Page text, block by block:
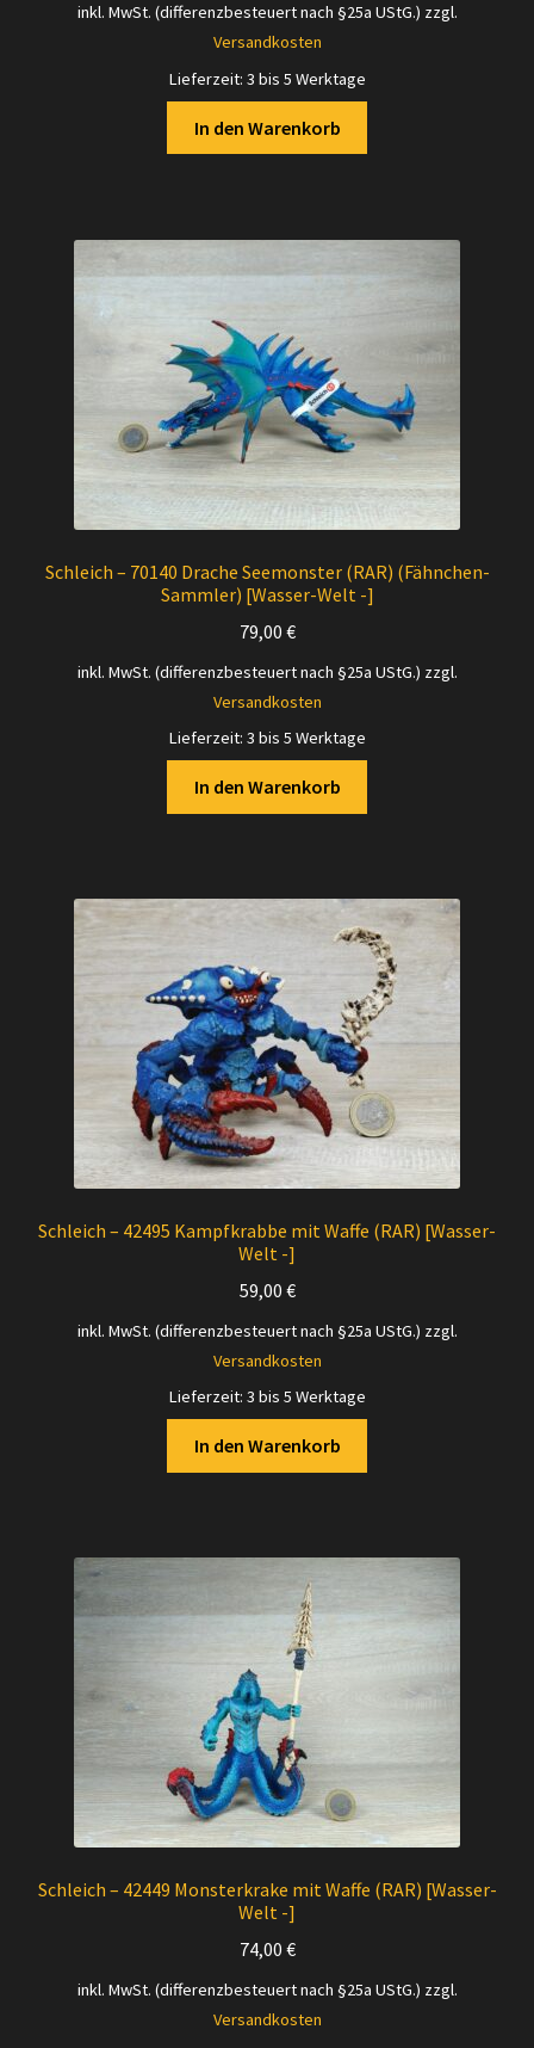
war:
inkl. MwSt. (differenzbesteuert nach §25a UStG.) zzgl.
Versandkosten
Lieferzeit: 3 bis 5 Werktage
In den Warenkorb
Schleich – 70140 Drache Seemonster (RAR) (Fähnchen-
Sammler) [Wasser-Welt -]
79,00 €
inkl. MwSt. (differenzbesteuert nach §25a UStG.) zzgl.
Versandkosten
Lieferzeit: 3 bis 5 Werktage
In den Warenkorb
Schleich – 42495 Kampfkrabbe mit Waffe (RAR) [Wasser-
Welt -]
59,00 €
inkl. MwSt. (differenzbesteuert nach §25a UStG.) zzgl.
Versandkosten
Lieferzeit: 3 bis 5 Werktage
In den Warenkorb
Schleich – 42449 Monsterkrake mit Waffe (RAR) [Wasser-
Welt -]
74,00 €
inkl. MwSt. (differenzbesteuert nach §25a UStG.) zzgl.
Versandkosten